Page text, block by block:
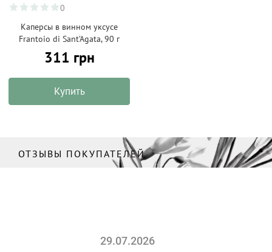
0
Каперсы в винном уксусе
Frantoio di Sant’Agata, 90 г
311 грн
Купить
ОТЗЫВЫ ПОКУПАТЕЛЕЙ
29.07.2026